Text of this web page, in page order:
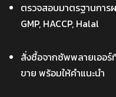
ตรวจสอบมาตรฐานการ
GMP, HACCP, Halal
สั่งซื้อจากซัพพลายเออ
ขาย พร้อมให้คำแนะนำ